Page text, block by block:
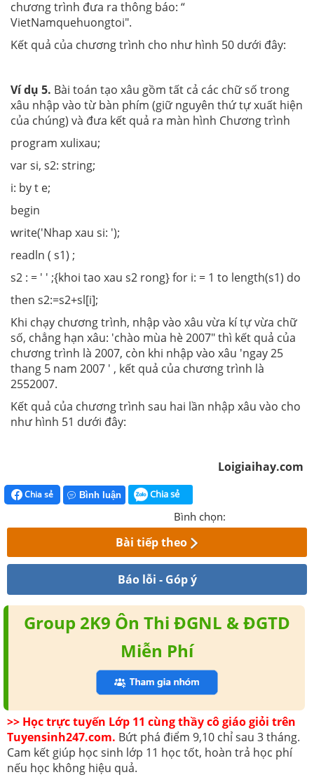
chương trình đưa ra thông báo: “
VietNamquehuongtoi".
Kết quả của chương trình cho như hình 50 dưới đây:
Ví dụ 5. Bài toán tạo xâu gồm tất cả các chữ số trong
xâu nhập vào từ bàn phím (giữ nguyên thứ tự xuất hiện
của chúng) và đưa kết quả ra màn hình Chương trình
program xulixau;
var si, s2: string;
i: by t e;
begin
write('Nhap xau si: ');
readln ( s1) ;
s2 : = ' ' ;{khoi tao xau s2 rong} for i: = 1 to length(s1) do
then s2:=s2+sl[i];
Khi chạy chương trình, nhập vào xâu vừa kí tự vừa chữ
số, chẳng hạn xâu: 'chào mùa hè 2007" thì kết quả của
chương trình là 2007, còn khi nhập vào xâu 'ngay 25
thang 5 nam 2007 ' , kết quả của chương trình là
2552007.
Kết quả của chương trình sau hai lần nhập xâu vào cho
như hình 51 dưới đây:
Loigiaihay.com
Chia sẻ Bình luận Chia sẻ
Bình chọn:
Bài tiếp theo
Báo lỗi - Góp ý
Group 2K9 Ôn Thi ĐGNL & ĐGTD
Miễn Phí
>> Học trực tuyến Lớp 11 cùng thầy cô giáo giỏi trên
Tuyensinh247.com. Bứt phá điểm 9,10 chỉ sau 3 tháng.
Cam kết giúp học sinh lớp 11 học tốt, hoàn trả học phí
nếu học không hiệu quả.